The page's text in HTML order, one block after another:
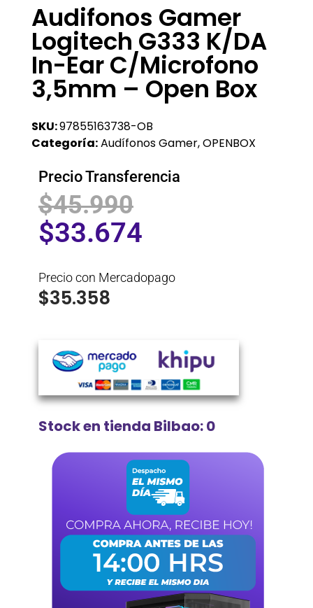
Audifonos Gamer
Logitech G333 K/DA
In-Ear C/Microfono
3,5mm – Open Box
SKU:97855163738-OB
Categoría:Audífonos Gamer,OPENBOX
Precio Transferencia
$45.990
$33.674
Precio con Mercadopago
$35.358
Stock en tienda Bilbao: 0